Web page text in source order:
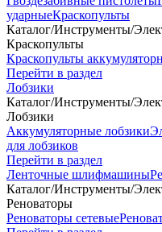
ударныеКраскопульты
Каталог/Инструменты/
Краскопульты
Краскопульты
Перейти в раздел
Лобзики
Каталог/Инструменты/
Лобзики
Аккумуляторные лобзики
для лобзиков
Перейти в раздел
Ленточные шлифмашины
Каталог/Инструменты/
Реноваторы
Реноваторы сетевые